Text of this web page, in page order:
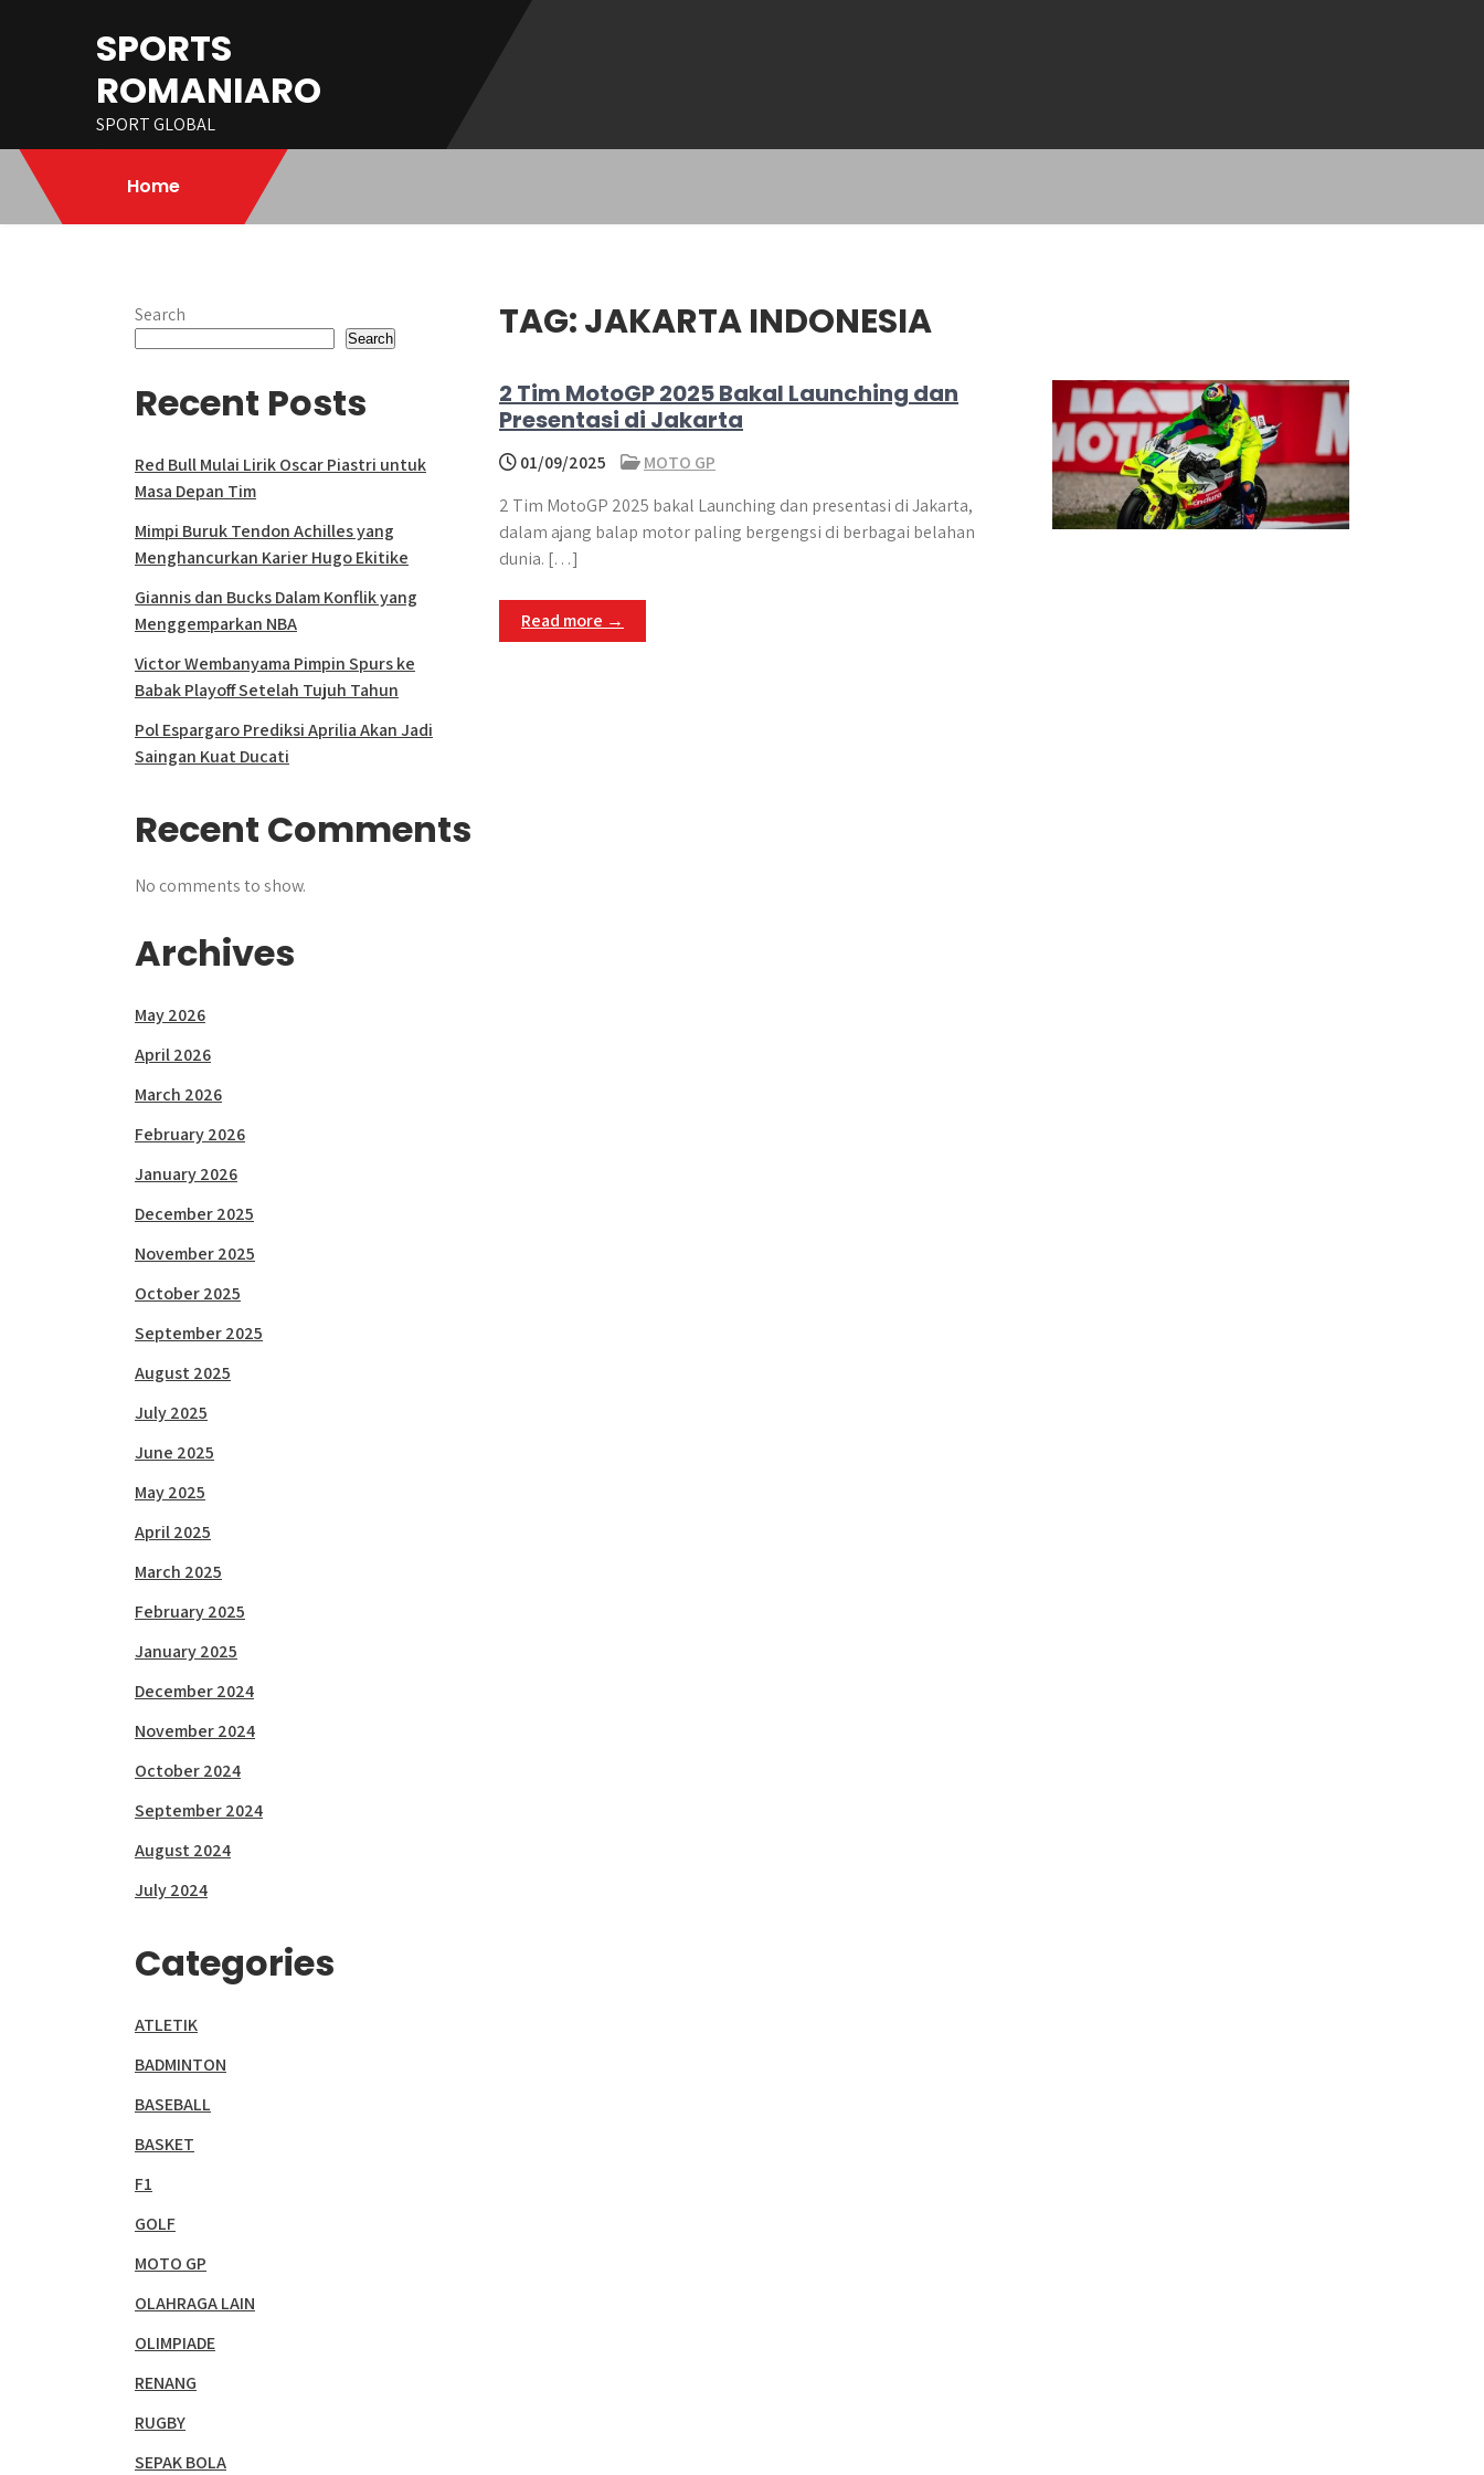
SPORTS
ROMANIARO
SPORT GLOBAL
Home
TAG:JAKARTA INDONESIA
2 Tim MotoGP 2025 Bakal Launching dan
Presentasi di Jakarta
01/09/2025
MOTO GP
2 Tim MotoGP 2025 bakal Launching dan presentasi di Jakarta,
dalam ajang balap motor paling bergengsi di berbagai belahan
dunia. […]
Read more →
Search
Search
Recent Posts
Red Bull Mulai Lirik Oscar Piastri untuk
Masa Depan Tim
Mimpi Buruk Tendon Achilles yang
Menghancurkan Karier Hugo Ekitike
Giannis dan Bucks Dalam Konflik yang
Menggemparkan NBA
Victor Wembanyama Pimpin Spurs ke
Babak Playoff Setelah Tujuh Tahun
Pol Espargaro Prediksi Aprilia Akan Jadi
Saingan Kuat Ducati
Recent Comments
No comments to show.
Archives
May 2026
April 2026
March 2026
February 2026
January 2026
December 2025
November 2025
October 2025
September 2025
August 2025
July 2025
June 2025
May 2025
April 2025
March 2025
February 2025
January 2025
December 2024
November 2024
October 2024
September 2024
August 2024
July 2024
Categories
ATLETIK
BADMINTON
BASEBALL
BASKET
F1
GOLF
MOTO GP
OLAHRAGA LAIN
OLIMPIADE
RENANG
RUGBY
SEPAK BOLA